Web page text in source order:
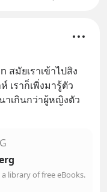
สมัยเราเข้าไปสิง
เราก็เพิ่งมารู้ตัว
าเกินกว่าผู้หญิงตัว
library of free eBooks.